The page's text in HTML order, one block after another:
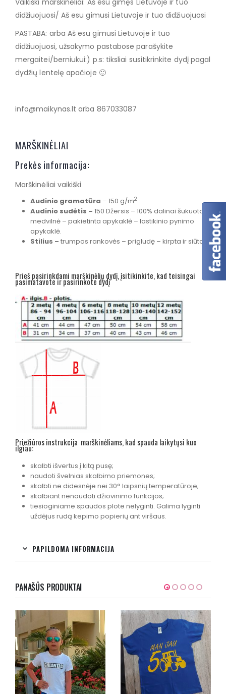
didžiuojuosi/ Aš esu gimusi Lietuvoje ir tuo didžiuojuosi
PASTABA: arba Aš esu gimusi Lietuvoje ir tuo
didžiuojuosi, užsakymo pastabose parašykite
mergaitei/berniukui:) p.s: tiksliai susitikrinkite dydį pagal
dydžių lentelę apačioje 🙂
info@maikynas.lt arba 867033087
MARŠKINĖLIAI
Prekės informacija:
Marškinėliai vaikiški
Audinio gramatūra – 150 g/m2
Audinio sudėtis – 150 Džersis – 100% dalinai šukuota
medvilnė – pakietinta apykaklė – lastikinio pynimo
apykaklė.
Stilius – trumpos rankovės – prigludę – kirpta ir siūta.
Prieš pasirinkdami marškinėlių dydį, įsitikinkite, kad teisingai
pasimatavote ir pasirinkote dydį
Priežiūros instrukcija marškinėliams, kad spauda laikytųsi kuo
ilgiau:
skalbti išvertus į kitą pusę;
naudoti švelnias skalbimo priemones;
skalbti ne didesnėje nei 30° laipsnių temperatūroje;
skalbiant nenaudoti džiovinimo funkcijos;
tiesioginiame spaudos plote nelyginti. Galima lyginti
uždėjus rudą kepimo popierių ant viršaus.
PAPILDOMA INFORMACIJA
PANAŠŪS PRODUKTAI